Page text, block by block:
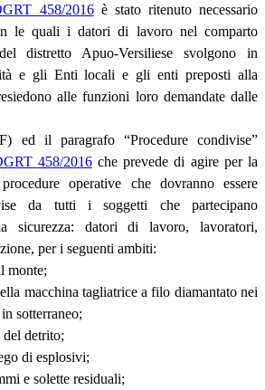
458/2016è stato ritenuto necessario
le quali i datori di lavoro nel comparto
distretto Apuo-Versiliese svolgono in
e gli Enti locali e gli enti preposti alla
alle funzioni loro demandate dalle
ed il paragrafo “Procedure condivise”
458/2016che prevede di agire per la
operative che dovranno essere
da tutti i soggetti che partecipano
sicurezza: datori di lavoro, lavoratori,
per i seguenti ambiti:
monte;
macchina tagliatrice a filo diamantato nei
sotterraneo;
del detrito;
di esplosivi;
e solette residuali;